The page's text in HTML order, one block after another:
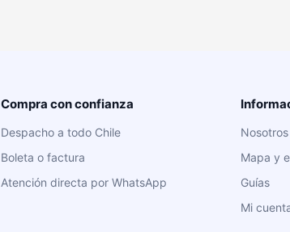
Compra con confianza
Despacho a todo Chile
Boleta o factura
Atención directa por WhatsApp
Nosotros
Mapa y
Guías
Mi